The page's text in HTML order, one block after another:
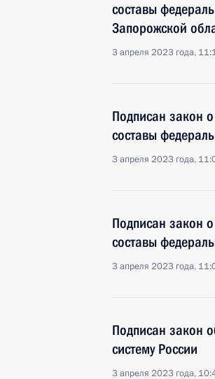
составы
Запорожской
3 апреля 2023 года,
Подписан закон
составы
3 апреля 2023 года,
Подписан закон
составы
3 апреля 2023 года,
Подписан закон
систему России
3 апреля 2023 года,